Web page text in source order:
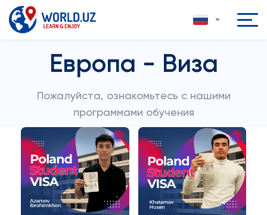
Европа - Виза
Пожалуйста, ознакомьтесь с нашими
программами обучения